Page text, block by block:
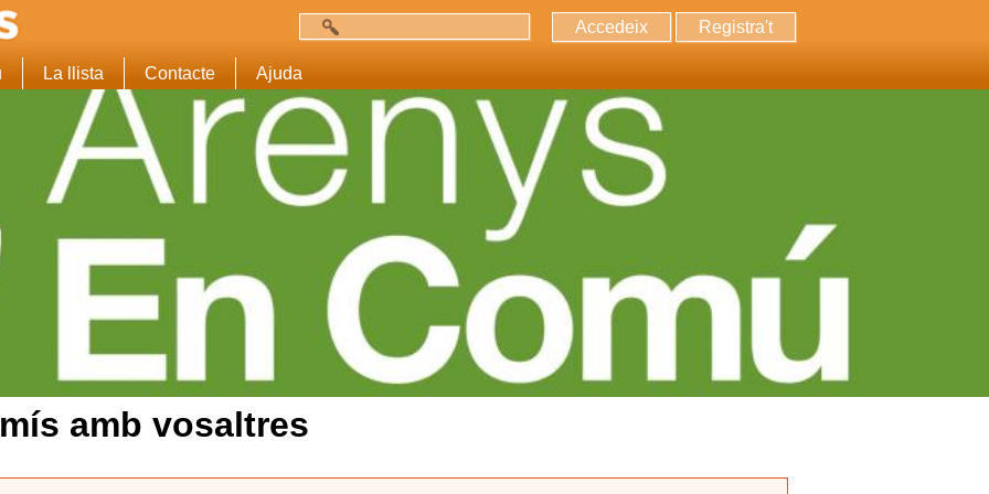
Accedeix Registra't
La llista Contacte Ajuda
amb vosaltres